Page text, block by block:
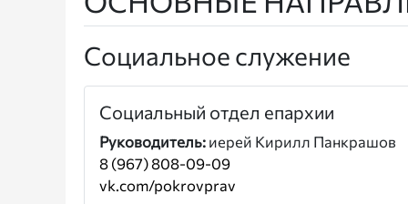
Социальное служение
Социальный отдел епархии
Руководитель: иерей Кирилл Панкрашов
8 (967) 808-09-09
vk.com/pokrovprav